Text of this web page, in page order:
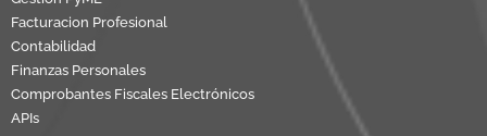
Facturacion Profesional
Contabilidad
Finanzas Personales
Comprobantes Fiscales Electrónicos
APIs